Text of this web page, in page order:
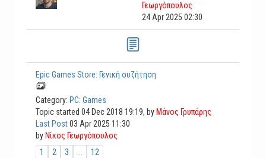
Γεωργόπουλος
24 Apr 2025 02:30
Epic Games Store: Γενική συζήτηση
Category: PC: Games
Topic started 04 Dec 2018 19:19, by Μάνος Γρυπάρης
Last Post03 Apr 2025 11:30
by Νίκος Γεωργόπουλος
1 2 3 ... 12